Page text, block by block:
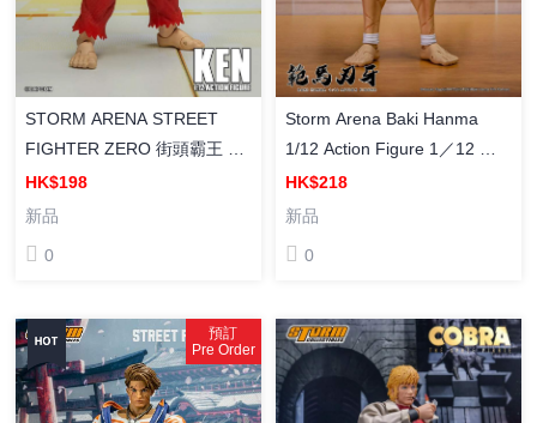
STORM ARENA STREET
FIGHTER ZERO 街頭霸王 少
年街霸3 KEN 1/12 成品可動
HK$198
新品
0
Storm Arena Baki Hanma
1/12 Action Figure 1／12 頭
炮 大熱角色 刃牙 《範馬刃
牙》範馬刃牙 成品可動
HK$218
新品
0
預訂
Pre Order